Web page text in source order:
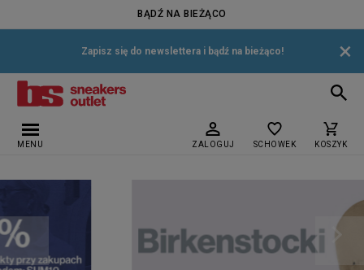
BĄDŹ NA BIEŻĄCO
Zapisz się do newslettera i bądź na bieżąco! ×
MENU ZALOGUJ SCHOWEK KOSZYK